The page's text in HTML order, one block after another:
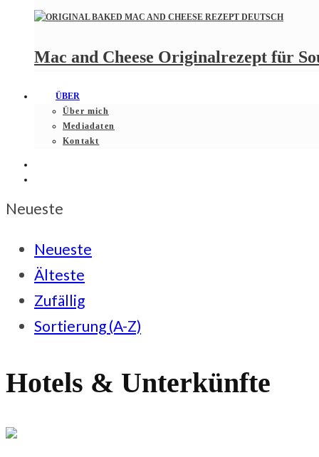
Mac and Cheese Originalrezept für
ÜBER
Über mich
Mediadaten
Kontakt
Neueste
Neueste
Älteste
Zufällig
Sortierung (A-Z)
Hotels & Unterkünfte